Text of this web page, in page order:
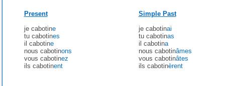
Present
je cabotine
tu cabotines
il cabotine
nous cabotinons
vous cabotinez
ils cabotinent
Simple Past
je cabotinai
tu cabotinas
il cabotina
nous cabotinâmes
vous cabotinâtes
ils cabotinèrent